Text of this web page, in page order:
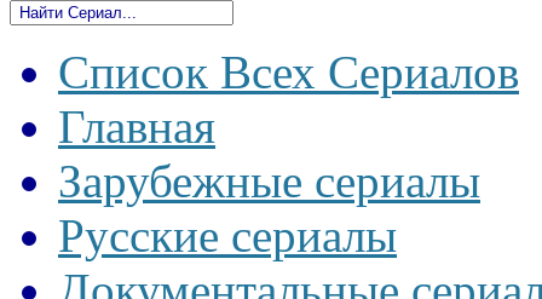
Список Всех Сериалов
Главная
Зарубежные сериалы
Русские сериалы